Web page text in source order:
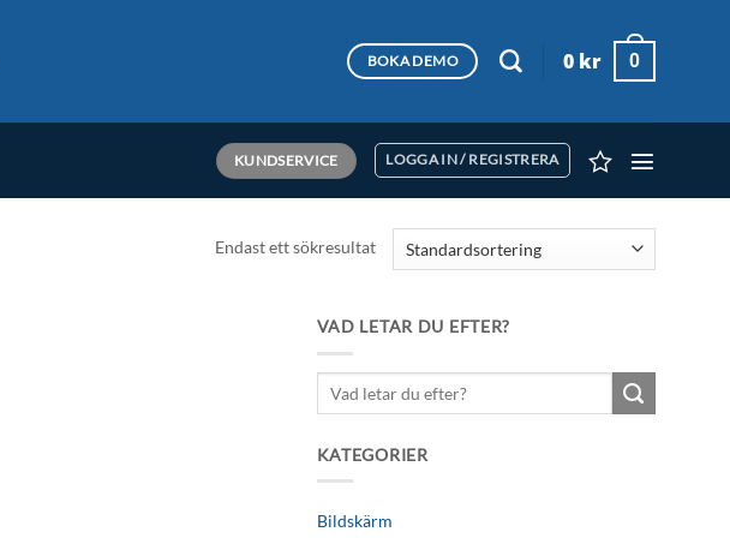
BOKA DEMO 0 kr 0
KUNDSERVICE LOGGA IN / REGISTRERA
Endast ett sökresultat
VAD LETAR DU EFTER?
KATEGORIER
Bildskärm